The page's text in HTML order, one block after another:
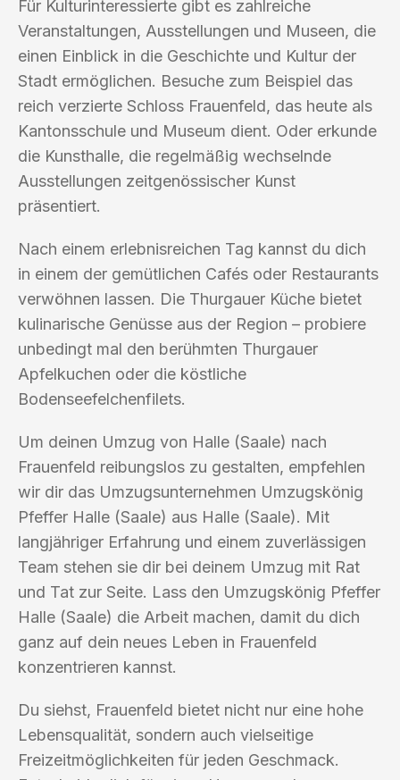
Für Kulturinteressierte gibt es zahlreiche
Veranstaltungen, Ausstellungen und Museen, die
einen Einblick in die Geschichte und Kultur der
Stadt ermöglichen. Besuche zum Beispiel das
reich verzierte Schloss Frauenfeld, das heute als
Kantonsschule und Museum dient. Oder erkunde
die Kunsthalle, die regelmäßig wechselnde
Ausstellungen zeitgenössischer Kunst
präsentiert.
Nach einem erlebnisreichen Tag kannst du dich
in einem der gemütlichen Cafés oder Restaurants
verwöhnen lassen. Die Thurgauer Küche bietet
kulinarische Genüsse aus der Region – probiere
unbedingt mal den berühmten Thurgauer
Apfelkuchen oder die köstliche
Bodenseefelchenfilets.
Um deinen Umzug von Halle (Saale) nach
Frauenfeld reibungslos zu gestalten, empfehlen
wir dir das Umzugsunternehmen Umzugskönig
Pfeffer Halle (Saale) aus Halle (Saale). Mit
langjähriger Erfahrung und einem zuverlässigen
Team stehen sie dir bei deinem Umzug mit Rat
und Tat zur Seite. Lass den Umzugskönig Pfeffer
Halle (Saale) die Arbeit machen, damit du dich
ganz auf dein neues Leben in Frauenfeld
konzentrieren kannst.
Du siehst, Frauenfeld bietet nicht nur eine hohe
Lebensqualität, sondern auch vielseitige
Freizeitmöglichkeiten für jeden Geschmack.